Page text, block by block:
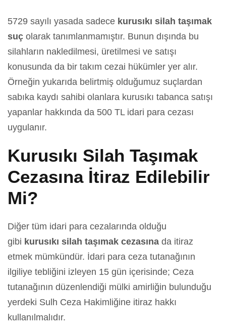
5729 sayılı yasada sadece kurusıkı silah taşımak
suç olarak tanımlanmamıştır. Bunun dışında bu
silahların nakledilmesi, üretilmesi ve satışı
konusunda da bir takım cezai hükümler yer alır.
Örneğin yukarıda belirtmiş olduğumuz suçlardan
sabıka kaydı sahibi olanlara kurusıkı tabanca satışı
yapanlar hakkında da 500 TL idari para cezası
uygulanır.
Kurusıkı Silah Taşımak
Cezasına İtiraz Edilebilir
Mi?
Diğer tüm idari para cezalarında olduğu
gibi kurusıkı silah taşımak cezasına da itiraz
etmek mümkündür. İdari para ceza tutanağının
ilgiliye tebliğini izleyen 15 gün içerisinde; Ceza
tutanağının düzenlendiği mülki amirliğin bulunduğu
yerdeki Sulh Ceza Hakimliğine itiraz hakkı
kullanılmalıdır.